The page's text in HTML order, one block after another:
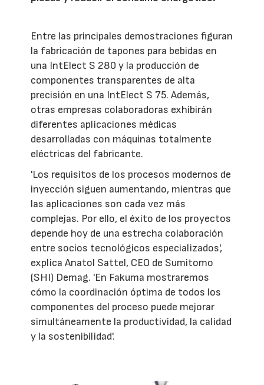
Entre las principales demostraciones figuran
la fabricación de tapones para bebidas en
una IntElect S 280 y la producción de
componentes transparentes de alta
precisión en una IntElect S 75. Además,
otras empresas colaboradoras exhibirán
diferentes aplicaciones médicas
desarrolladas con máquinas totalmente
eléctricas del fabricante.
'Los requisitos de los procesos modernos de
inyección siguen aumentando, mientras que
las aplicaciones son cada vez más
complejas. Por ello, el éxito de los proyectos
depende hoy de una estrecha colaboración
entre socios tecnológicos especializados',
explica Anatol Sattel, CEO de Sumitomo
(SHI) Demag. 'En Fakuma mostraremos
cómo la coordinación óptima de todos los
componentes del proceso puede mejorar
simultáneamente la productividad, la calidad
y la sostenibilidad'.